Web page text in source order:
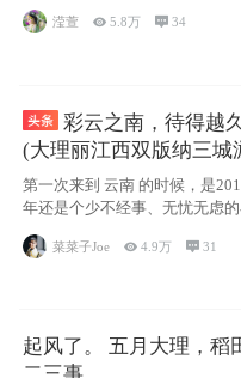
条，并
滢萱 5.8万 34
彩云之南，待得越
(大理丽江西双版纳三城
第一次来到 云南 的时候，是
年还是个少不经事、无忧无虑
菜菜子Joe 4.9万  31
起风了。 五月大理，稻